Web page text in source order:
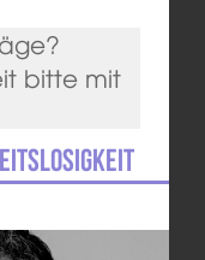
bitte mit